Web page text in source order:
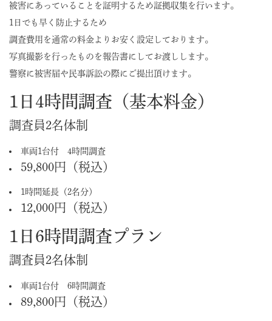
被害にあっていることを証明するため証拠収集を行います。
1日でも早く防止するため
調査費用を通常の料金よりお安く設定しております。
写真撮影を行ったものを報告書にしてお渡しします。
警察に被害届や民事訴訟の際にご提出頂けます。
1日4時間調査（基本料金）
調査員2名体制
車両1台付 4時間調査
59,800円（税込）
1時間延長（2名分）
12,000円（税込）
1日6時間調査プラン
調査員2名体制
車両1台付 6時間調査
89,800円（税込）